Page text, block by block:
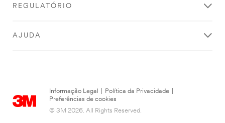
REGULATÓRIO
AJUDA
Informação Legal Política da Privacidade
Preferências de cookies
© 3M 2026. All Rights Reserved.